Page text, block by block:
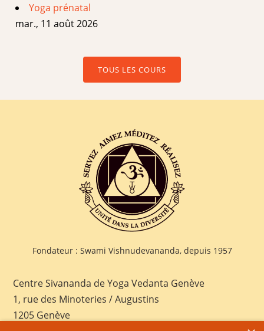
Yoga prénatal
mar., 11 août 2026
TOUS LES COURS
Fondateur : Swami Vishnudevananda, depuis 1957
Centre Sivananda de Yoga Vedanta Genève
1, rue des Minoteries / Augustins
1205 Genève